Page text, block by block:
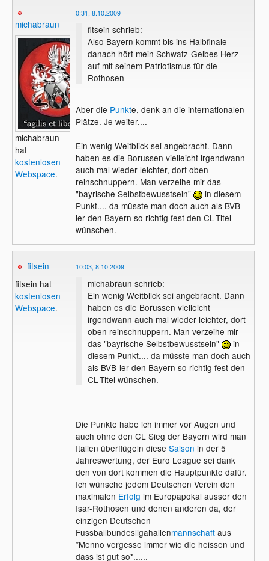
michabraun
michabraun
hat
kostenlosen
Webspace.
0:31, 8.10.2009
fitsein schrieb:
Also Bayern kommt bis ins Halbfinale
danach hört mein Schwatz-Gelbes Herz
auf mit seinem Patriotismus für die
Rothosen
Aber die Punkte, denk an die internationalen
Plätze. Je weiter....
Ein wenig Weitblick sei angebracht. Dann
haben es die Borussen vielleicht irgendwann
auch mal wieder leichter, dort oben
reinschnuppern. Man verzeihe mir das
"bayrische Selbstbewusstsein"
in diesem
Punkt.... da müsste man doch auch als BVB-
ler den Bayern so richtig fest den CL-Titel
wünschen.
fitsein
fitsein hat
kostenlosen
Webspace.
10:03, 8.10.2009
michabraun schrieb:
Ein wenig Weitblick sei angebracht. Dann
haben es die Borussen vielleicht
irgendwann auch mal wieder leichter, dort
oben reinschnuppern. Man verzeihe mir
das "bayrische Selbstbewusstsein"
in
diesem Punkt.... da müsste man doch auch
als BVB-ler den Bayern so richtig fest den
CL-Titel wünschen.
Die Punkte habe ich immer vor Augen und
auch ohne den CL Sieg der Bayern wird man
Italien überflügeln diese Saison in der 5
Jahreswertung, der Euro League sei dank
den von dort kommen die Hauptpunkte dafür.
Ich wünsche jedem Deutschen Verein den
maximalen Erfolg im Europapokal ausser den
Isar-Rothosen und denen anderen da, der
einzigen Deutschen
Fussballbundesligahallenmannschaftaus
*Menno vergesse immer wie die heissen und
dass ist gut so*......